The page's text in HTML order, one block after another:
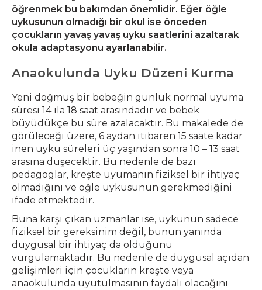
öğrenmek bu bakımdan önemlidir. Eğer öğle
uykusunun olmadığı bir okul ise önceden
çocukların yavaş yavaş uyku saatlerini azaltarak
okula adaptasyonu ayarlanabilir.
Anaokulunda Uyku Düzeni Kurma
Yeni doğmuş bir bebeğin günlük normal uyuma
süresi 14 ila 18 saat arasındadır ve bebek
büyüdükçe bu süre azalacaktır. Bu makalede de
görüleceği üzere, 6 aydan itibaren 15 saate kadar
inen uyku süreleri üç yaşından sonra 10 – 13 saat
arasına düşecektir. Bu nedenle de bazı
pedagoglar, kreşte uyumanın fiziksel bir ihtiyaç
olmadığını ve öğle uykusunun gerekmediğini
ifade etmektedir.
Buna karşı çıkan uzmanlar ise, uykunun sadece
fiziksel bir gereksinim değil, bunun yanında
duygusal bir ihtiyaç da olduğunu
vurgulamaktadır. Bu nedenle de duygusal açıdan
gelişimleri için çocukların kreşte veya
anaokulunda uyutulmasının faydalı olacağını